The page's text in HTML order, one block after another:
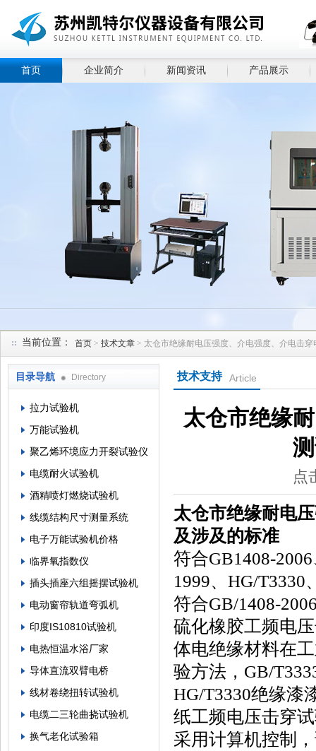
首页 企业简介 新闻资讯 产品展示
当前位置： 首页 > 技术文章 > 太仓市绝缘耐电压强度、介电强度、介电击
目录导航 Directory
拉力试验机
万能试验机
聚乙烯环境应力开裂试验仪
电缆耐火试验机
酒精喷灯燃烧试验机
线缆结构尺寸测量系统
电子万能试验机价格
临界氧指数仪
插头插座六组摇摆试验机
电动窗帘轨道弯弧机
印度IS10810试验机
电热恒温水浴厂家
导体直流双臂电桥
线材卷绕扭转试验机
电缆二三轮曲挠试验机
换气老化试验箱
技术支持 Article
太仓市绝缘
点
太仓市绝缘耐电
及涉及的标准
符合GB1408-
1999、HG/T3330
符合GB/1408-
硫化橡胶工频电
体电绝缘材料在
验方法，GB/
HG/T3330绝缘漆
纸工频电压击穿
采用计算机控制